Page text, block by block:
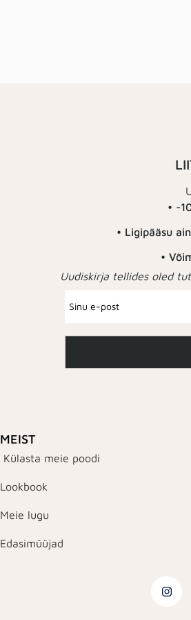
• -
• Ligipääsu
•
Uudiskirja tellides oled
MEIST
Külasta meie poodi
Lookbook
Meie lugu
Edasimüüjad